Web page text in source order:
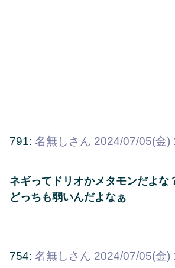
791: 名無しさん 2024/07/05(金)
ネギってドリオかメタモンだよな
どっちも弱いんだよなぁ
754: 名無しさん 2024/07/05(金)